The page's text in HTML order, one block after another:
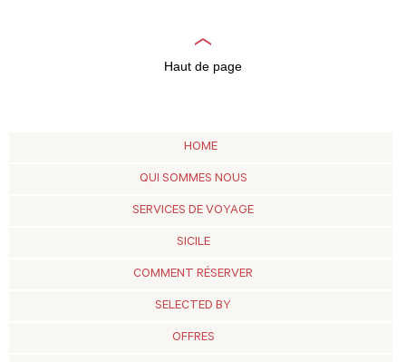
Haut de page
HOME
QUI SOMMES NOUS
SERVICES DE VOYAGE
SICILE
COMMENT RÉSERVER
SELECTED BY
OFFRES